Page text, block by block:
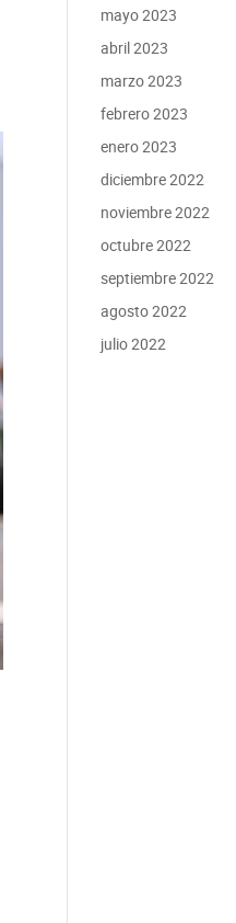
mayo 2023
abril 2023
marzo 2023
febrero 2023
enero 2023
diciembre 2022
noviembre 2022
octubre 2022
septiembre 2022
agosto 2022
julio 2022